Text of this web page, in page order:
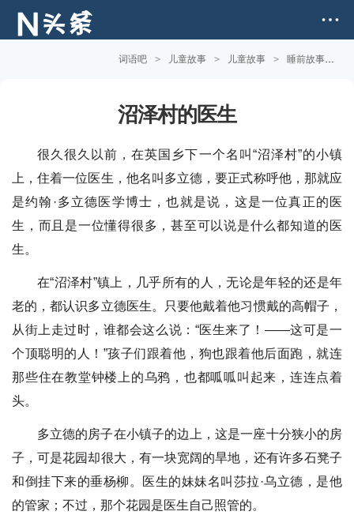
词语吧 > 儿童故事 > 儿童故事 > 睡前故事 >
沼泽村的医生
很久很久以前，在英国乡下一个名叫“沼泽村”的小镇
上，住着一位医生，他名叫多立德，要正式称呼他，那就应
是约翰·多立德医学博士，也就是说，这是一位真正的医
生，而且是一位懂得很多，甚至可以说是什么都知道的医
生。
在“沼泽村”镇上，几乎所有的人，无论是年轻的还是年
老的，都认识多立德医生。只要他戴着他习惯戴的高帽子，
从街上走过时，谁都会这么说：“医生来了！——这可是一
个顶聪明的人！”孩子们跟着他，狗也跟着他后面跑，就连
那些住在教堂钟楼上的乌鸦，也都呱呱叫起来，连连点着
头。
多立德的房子在小镇子的边上，这是一座十分狭小的房
子，可是花园却很大，有一块宽阔的旱地，还有许多石凳子
和倒挂下来的垂杨柳。医生的妹妹名叫莎拉·乌立德，是他
的管家；不过，那个花园是医生自己照管的。